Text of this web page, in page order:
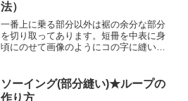
法）
一番上に乗る部分以外は裾の余分な部分
を切り取ってあります。短冊を中表に身
頃にのせて画像のようにコの字に縫いま
側に矢羽根の切込みを入れます。左右そ
れぞれ出来上がりにアイロ...
ソーイング(部分縫い)★ループの
作り方